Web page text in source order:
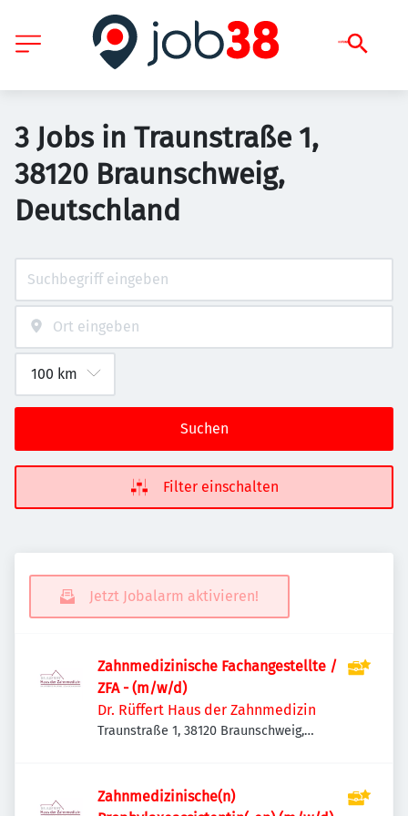
3 Jobs in Traunstraße 1,
38120 Braunschweig,
Deutschland
Suchen
Filter einschalten
Jetzt Jobalarm aktivieren!
Zahnmedizinische Fachangestellte /
ZFA - (m/w/d)
Dr. Rüffert Haus der Zahnmedizin
Traunstraße 1, 38120 Braunschweig,
Zahnmedizinische(n)